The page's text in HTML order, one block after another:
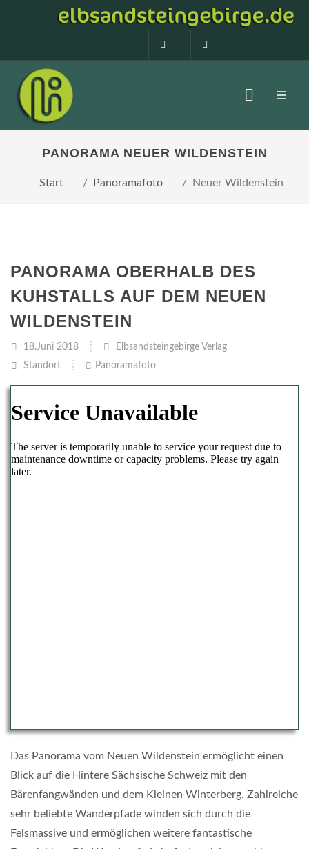
0160 99873408
PANORAMA NEUER WILDENSTEIN
Start Panoramafoto Neuer Wildenstein
PANORAMA OBERHALB DES
KUHSTALLS AUF DEM NEUEN
WILDENSTEIN
18.Juni 2018
Elbsandsteingebirge Verlag
Standort
Panoramafoto
Das Panorama vom Neuen Wildenstein ermöglicht einen
Blick auf die Hintere Sächsische Schweiz mit den
Bärenfangwänden und dem Kleinen Winterberg. Zahlreiche
sehr beliebte Wanderpfade winden sich durch die
Felsmassive und ermöglichen weitere fantastische